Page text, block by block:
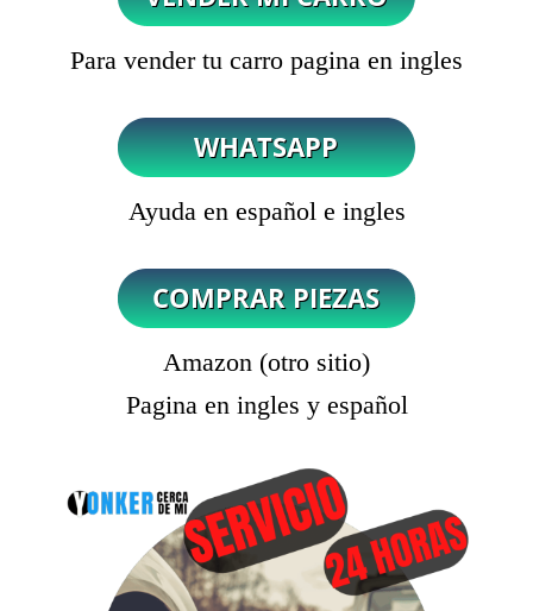
Para vender tu carro pagina en ingles
Ayuda en español e ingles
Amazon (otro sitio)
Pagina en ingles y español